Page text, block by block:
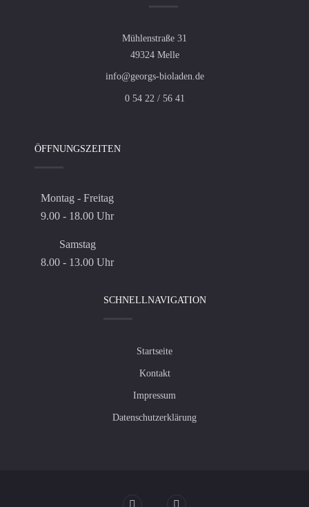
Mühlenstraße 31
49324 Melle
info@georgs-bioladen.de
0 54 22 / 56 41
ÖFFNUNGSZEITEN
Montag - Freitag
9.00 - 18.00 Uhr
Samstag
8.00 - 13.00 Uhr
SCHNELLNAVIGATION
Startseite
Kontakt
Impressum
Datenschutzerklärung